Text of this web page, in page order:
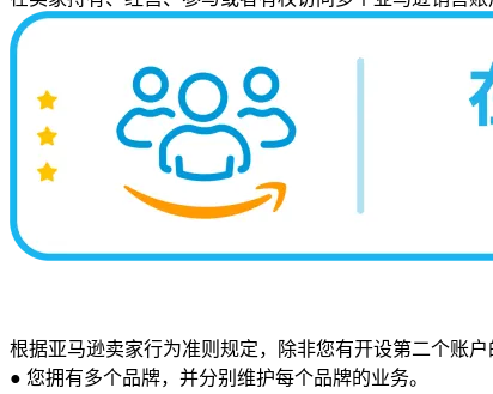
根据亚马逊卖家行为准则规定，除非您有开设第二个账
● 您拥有多个品牌，并分别维护每个品牌的业务。